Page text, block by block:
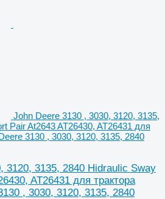
John Deere 3130 , 3030, 3120, 3135,
Pair At2643 AT26430, AT26431 для
3130 , 3030, 3120, 3135, 2840
3120, 3135, 2840 Hidraulic Sway
AT26431 для трактора
, 3030, 3120, 3135, 2840